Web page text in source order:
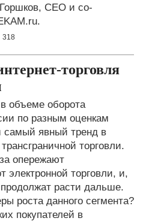
CEO и со-
318
торговля
объеме оборота
по разным оценкам
самый явный тренд в
торговли.
опережают
электронной торговли, и,
расти дальше.
роста данного сегмента?
покупателей в